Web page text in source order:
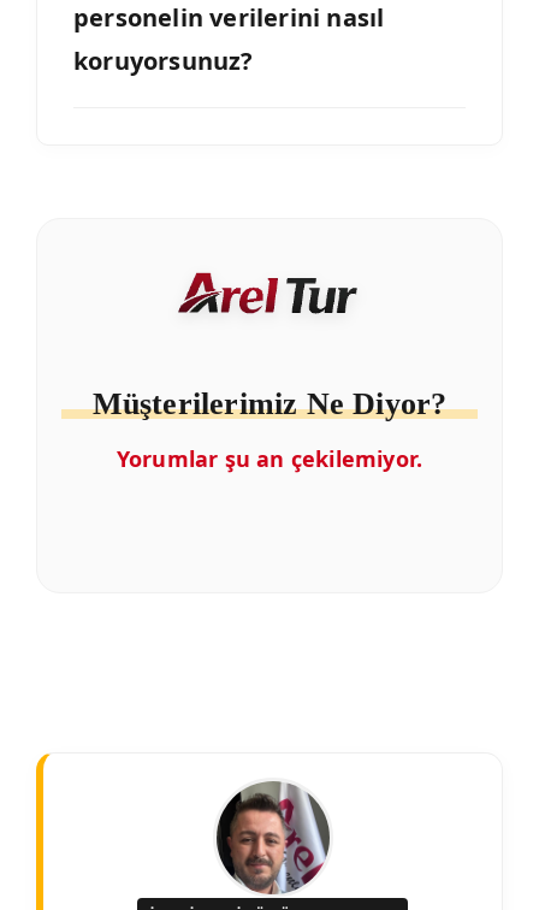
personelin verilerini nasıl
koruyorsunuz?
Müşterilerimiz Ne Diyor?
Yorumlar şu an çekilemiyor.